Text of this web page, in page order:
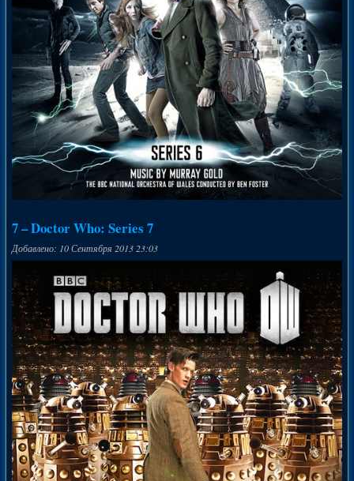
7 – Doctor Who: Series 7
Добавлено: 10 Сентября 2013 23:03